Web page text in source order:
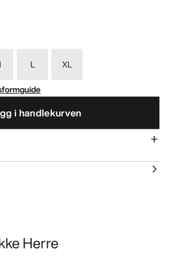
L
XL
i handlekurven
Herre